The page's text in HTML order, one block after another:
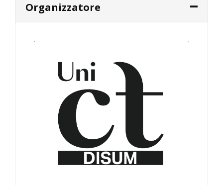
Organizzatore